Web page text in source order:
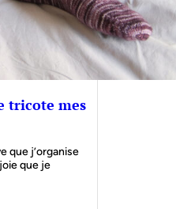
tricote mes
que j’organise
que je